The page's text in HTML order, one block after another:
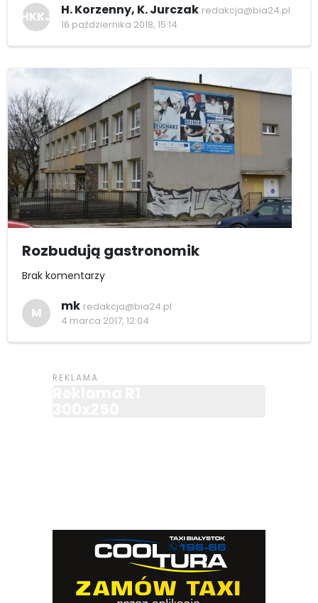
HKKJ H. Korzenny, K. Jurczak redakcja@bia24.pl
16 października 2018, 15:14
Rozbudują gastronomik
Brak komentarzy
M mk redakcja@bia24.pl
4 marca 2017, 12:04